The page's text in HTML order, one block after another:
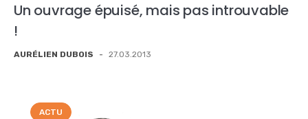
Un ouvrage épuisé, mais pas introuvable
!
AURÉLIEN DUBOIS - 27.03.2013
ACTU